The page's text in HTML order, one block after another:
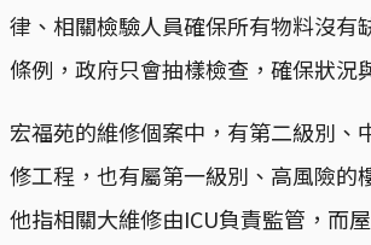
律、相關檢驗人員確保所有物料沒有
條例，政府只會抽樣檢查，確保狀況
宏福苑的維修個案中，有第二級別、
修工程，也有屬第一級別、高風險的
他指相關大維修由ICU負責監管，而